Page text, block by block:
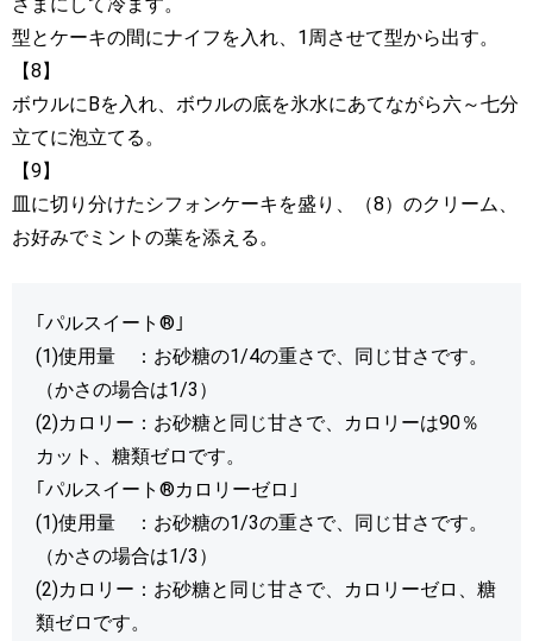
型とケーキの間にナイフを入れ、1周させて型から出す。
【8】
ボウルにBを入れ、ボウルの底を氷水にあてながら六～七分
立てに泡立てる。
【9】
皿に切り分けたシフォンケーキを盛り、（8）のクリーム、
お好みでミントの葉を添える。
｢パルスイート®｣
(1)使用量 ：お砂糖の1/4の重さで、同じ甘さです。
（かさの場合は1/3）
(2)カロリー：お砂糖と同じ甘さで、カロリーは90％
カット、糖類ゼロです。
｢パルスイート®カロリーゼロ｣
(1)使用量 ：お砂糖の1/3の重さで、同じ甘さです。
（かさの場合は1/3）
(2)カロリー：お砂糖と同じ甘さで、カロリーゼロ、糖
類ゼロです。